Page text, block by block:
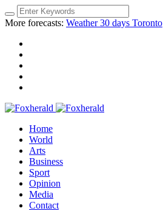
More forecasts: Weather 30 days Toronto
Home
World
Arts
Business
Sport
Opinion
Media
Contact